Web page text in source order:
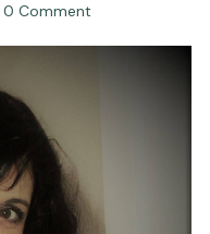
0 Comment